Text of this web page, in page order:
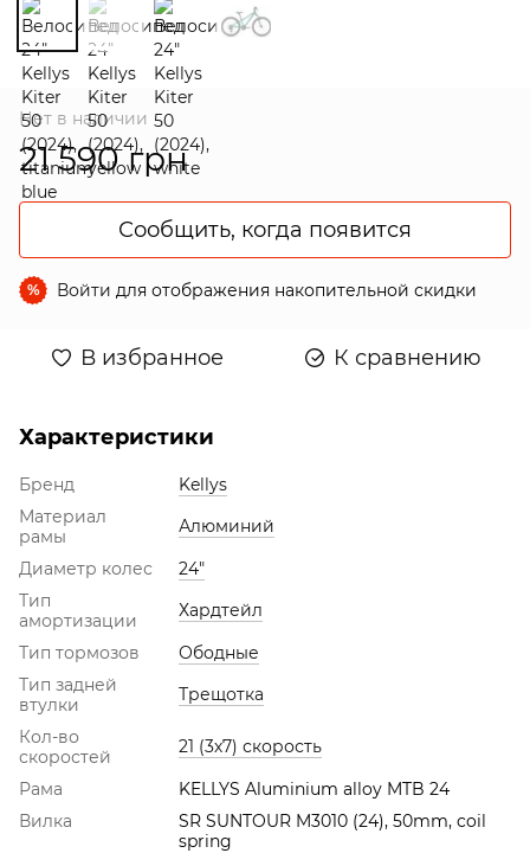
Нет в наличии
21 590 грн
Сообщить, когда появится
% Войти для отображения накопительной скидки
В избранное К сравнению
Характеристики
Бренд
Kellys
Материал
рамы
Алюминий
Диаметр колес
24"
Тип
амортизации
Хардтейл
Тип тормозов
Ободные
Тип задней
втулки
Трещотка
Кол-во
скоростей
21 (3х7) скорость
Рама
KELLYS Aluminium alloy MTB 24
Вилка
SR SUNTOUR M3010 (24), 50mm, coil
spring